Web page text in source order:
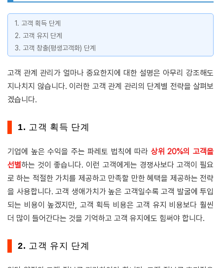
1. 고객 획득 단계
2. 고객 유지 단계
3. 고객 창출(평생고객화) 단계
고객 관계 관리가 얼마나 중요한지에 대한 설명은 아무리 강조해도
지나치지 않습니다. 이러한 고객 관계 관리의 단계별 전략을 살펴보
겠습니다.
1. 고객 획득 단계
기업에 높은 수익을 주는 파레토 법칙에 따라 상위 20%의 고객을
선별하는 것이 좋습니다. 이런 고객에게는 경쟁사보다 고객이 필요
로 하는 적절한 가치를 제공하고 만족할 만한 혜택을 제공하는 전략
을 사용합니다. 고객 생애가치가 높은 고객일수록 고객 발굴에 투입
되는 비용이 높겠지만, 고객 획득 비용은 고객 유지 비용보다 훨씬
더 많이 들어간다는 것을 기억하고 고객 유지에도 힘써야 합니다.
2. 고객 유지 단계